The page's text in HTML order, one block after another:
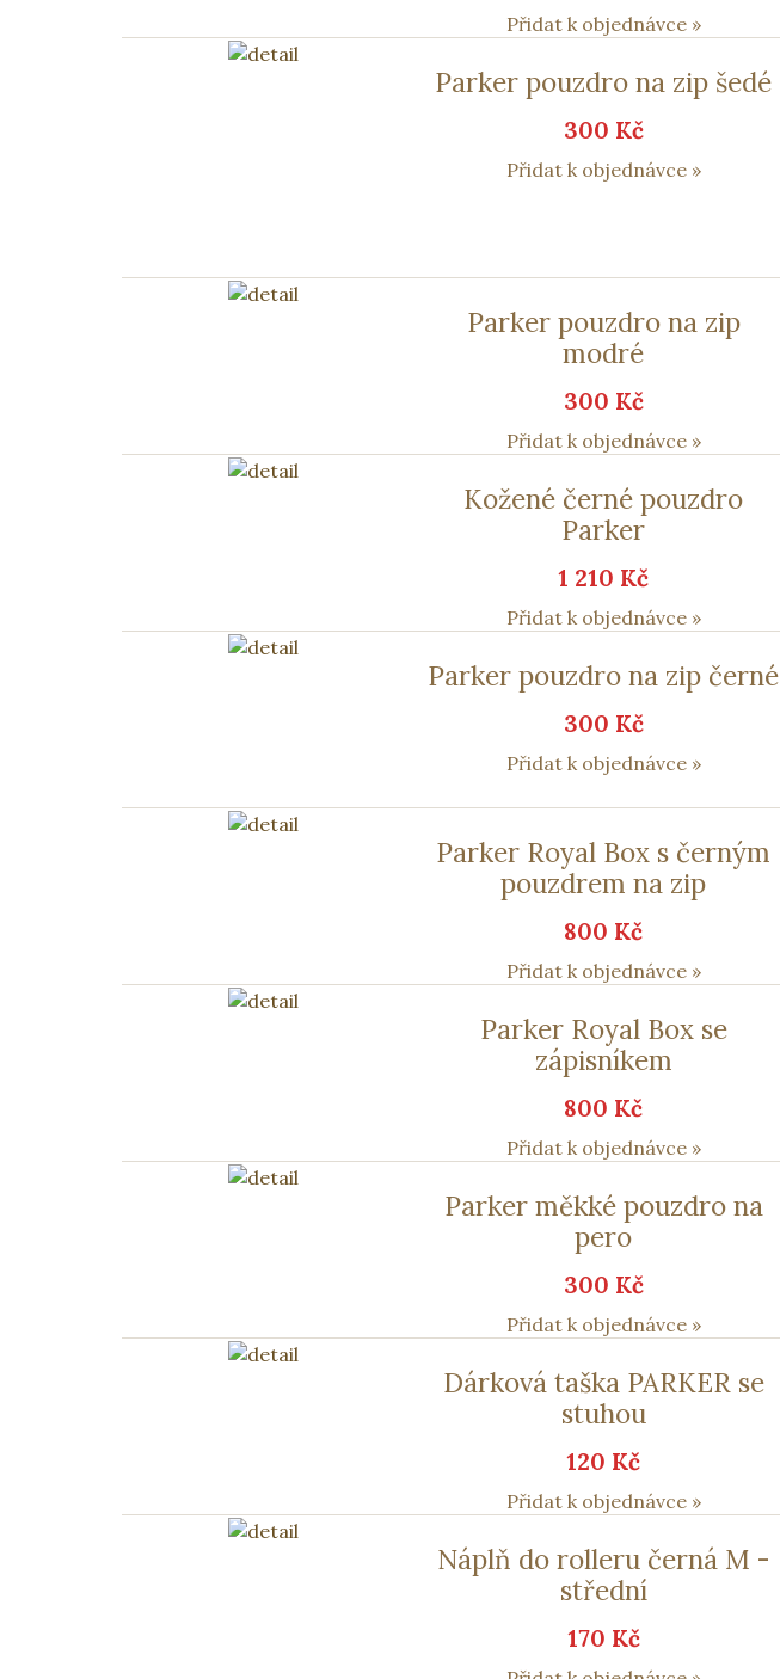
Přidat k objednávce »
Parker pouzdro na zip šedé
300 Kč
Přidat k objednávce »
Parker pouzdro na zip
modré
300 Kč
Přidat k objednávce »
Kožené černé pouzdro
Parker
1 210 Kč
Přidat k objednávce »
Parker pouzdro na zip černé
300 Kč
Přidat k objednávce »
Parker Royal Box s černým
pouzdrem na zip
800 Kč
Přidat k objednávce »
Parker Royal Box se
zápisníkem
800 Kč
Přidat k objednávce »
Parker měkké pouzdro na
pero
300 Kč
Přidat k objednávce »
Dárková taška PARKER se
stuhou
120 Kč
Přidat k objednávce »
Náplň do rolleru černá M -
střední
170 Kč